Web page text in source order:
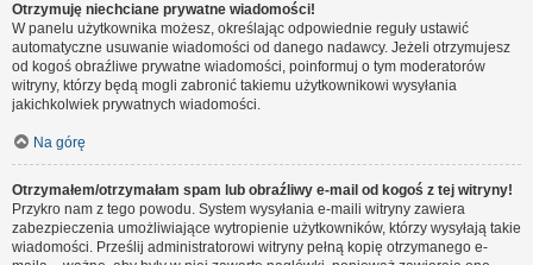
Otrzymuję niechciane prywatne wiadomości!
W panelu użytkownika możesz, określając odpowiednie reguły ustawić
automatyczne usuwanie wiadomości od danego nadawcy. Jeżeli otrzymujesz
od kogoś obraźliwe prywatne wiadomości, poinformuj o tym moderatorów
witryny, którzy będą mogli zabronić takiemu użytkownikowi wysyłania
jakichkolwiek prywatnych wiadomości.
Na górę
Otrzymałem/otrzymałam spam lub obraźliwy e-mail od kogoś z tej witryny!
Przykro nam z tego powodu. System wysyłania e-maili witryny zawiera
zabezpieczenia umożliwiające wytropienie użytkowników, którzy wysyłają takie
wiadomości. Prześlij administratorowi witryny pełną kopię otrzymanego e-